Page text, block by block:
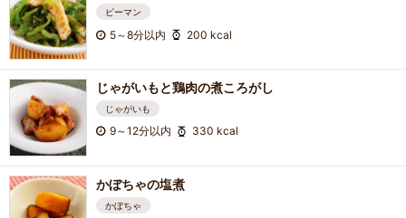
ピーマン
5～8分以内 200 kcal
じゃがいもと鶏肉の煮ころがし
じゃがいも
9～12分以内 330 kcal
かぼちゃの塩煮
かぼちゃ